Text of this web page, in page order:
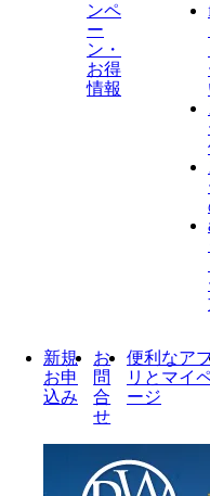
ンペ
ー
ン・
お得
情報
新規
お申
込み
お
問
合
せ
便利なア
リとマイ
ージ